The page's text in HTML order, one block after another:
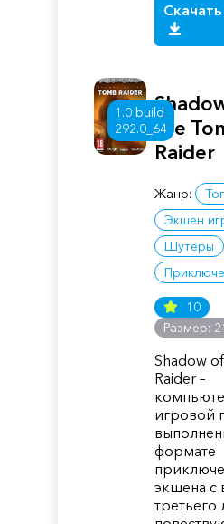
1.0 build
292.0_64the
Raider
Жанр:
Экшен
Шутеры
10
Размер:
Shadow
Raider –
игровой
формате
экшена с
третьего